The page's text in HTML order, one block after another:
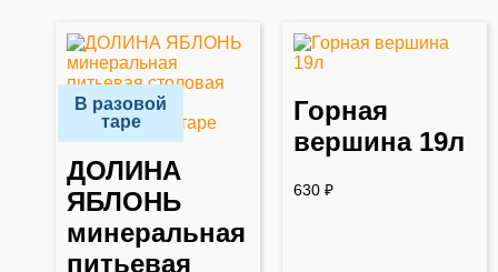
В разовой
таре
ДОЛИНА
ЯБЛОНЬ
минеральная
питьевая
Горная
вершина 19л
630 ₽